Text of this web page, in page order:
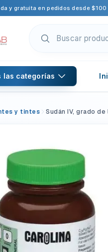
y gratuita en pedidos desde
las categorías
y tintes Sudán IV, grado